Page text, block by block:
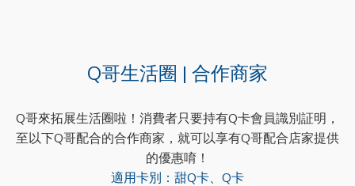
Q哥生活圈 | 合作商家
Q哥來拓展生活圈啦！消費者只要持有Q卡會員識別証明，
至以下Q哥配合的合作商家，就可以享有Q哥配合店家提供
的優惠唷！
適用卡別：甜Q卡、Q卡